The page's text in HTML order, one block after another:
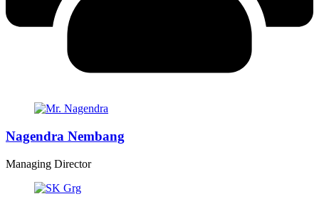
Nagendra Nembang
Managing Director